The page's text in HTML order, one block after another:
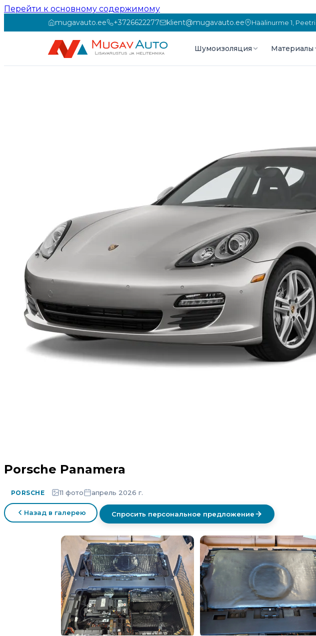
Перейти к основному содержимому
mugavauto.ee +3726622277 klient@mugavauto.ee Häälinurme 1, Peetri
Шумоизоляция Материалы
Porsche Panamera
PORSCHE 11 фото апрель 2026 г.
Назад в галерею Спросить персональное предложение